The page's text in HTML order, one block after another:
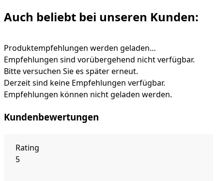
Auch beliebt bei unseren Kunden:
Produktempfehlungen werden geladen…
Empfehlungen sind vorübergehend nicht verfügbar.
Bitte versuchen Sie es später erneut.
Derzeit sind keine Empfehlungen verfügbar.
Empfehlungen können nicht geladen werden.
Kundenbewertungen
Rating
5